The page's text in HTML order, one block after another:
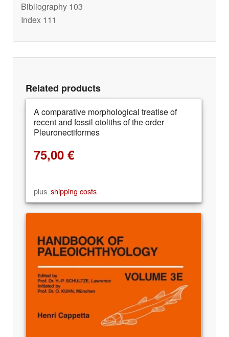
Bibliography 103
Index 111
Related products
A comparative morphological treatise of
recent and fossil otoliths of the order
Pleuronectiformes
75,00 €
plus shipping costs